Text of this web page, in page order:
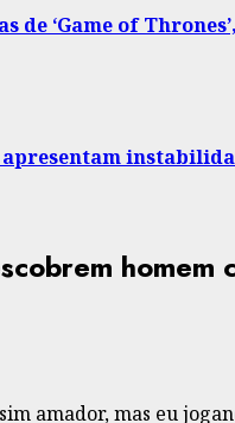
de ‘Game of
apresentam
homem
amador, mas eu